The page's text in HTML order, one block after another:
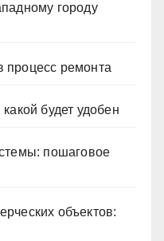
городу
ремонта
будет удобен
пошаговое
объектов: